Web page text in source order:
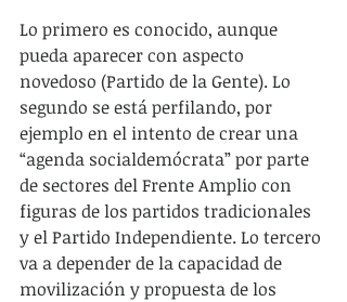
Lo primero es conocido, aunque
pueda aparecer con aspecto
novedoso (Partido de la Gente). Lo
segundo se está perfilando, por
ejemplo en el intento de crear una
“agenda socialdemócrata” por parte
de sectores del Frente Amplio con
figuras de los partidos tradicionales
y el Partido Independiente. Lo tercero
va a depender de la capacidad de
movilización y propuesta de los